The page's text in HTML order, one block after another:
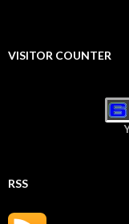
VISITOR COUNTER
RSS